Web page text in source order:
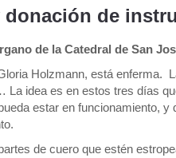
donación de
de la Catedral de San
Holzmann, está enferma.
idea es en estos tres días
estar en funcionamiento, y
de cuero que estén